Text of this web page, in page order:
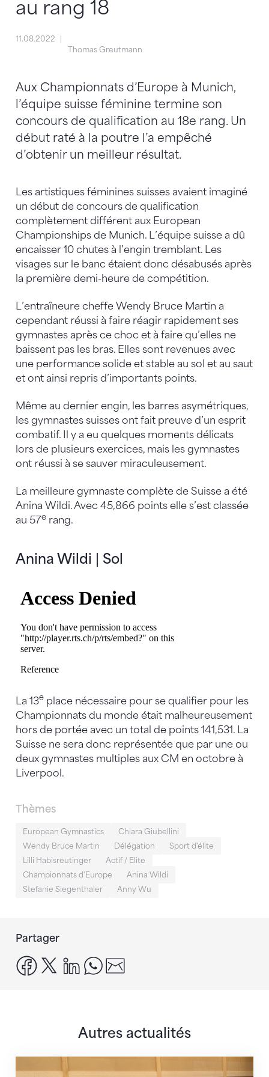
au rang 18
11.08.2022
Thomas Greutmann
Aux Championnats d’Europe à Munich,
l’équipe suisse féminine termine son
concours de qualification au 18e rang. Un
début raté à la poutre l’a empêché
d’obtenir un meilleur résultat.
Les artistiques féminines suisses avaient imaginé
un début de concours de qualification
complètement différent aux European
Championships de Munich. L’équipe suisse a dû
encaisser 10 chutes à l’engin tremblant. Les
visages sur le banc étaient donc désabusés après
la première demi-heure de compétition.
L’entraîneure cheffe Wendy Bruce Martin a
cependant réussi à faire réagir rapidement ses
gymnastes après ce choc et à faire qu’elles ne
baissent pas les bras. Elles sont revenues avec
une performance solide et stable au sol et au saut
et ont ainsi repris d’importants points.
Même au dernier engin, les barres asymétriques,
les gymnastes suisses ont fait preuve d’un esprit
combatif. Il y a eu quelques moments délicats
lors de plusieurs exercices, mais les gymnastes
ont réussi à se sauver miraculeusement.
La meilleure gymnaste complète de Suisse a été
Anina Wildi. Avec 45,866 points elle s’est classée
au 57e rang.
Anina Wildi | Sol
La 13e place nécessaire pour se qualifier pour les
Championnats du monde était malheureusement
hors de portée avec un total de points 141,531. La
Suisse ne sera donc représentée que par une ou
deux gymnastes multiples aux CM en octobre à
Liverpool.
Thèmes
European Gymnastics
Chiara Giubellini
Wendy Bruce Martin
Délégation
Sport d'élite
Lilli Habisreutinger
Actif / Elite
Championnats d'Europe
Anina Wildi
Stefanie Siegenthaler
Anny Wu
Partager
facebook
x linkedinwhatsapp
Autres actualités
En route pour Zagreb avec des objectifs clairs